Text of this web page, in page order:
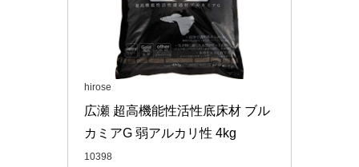
hirose
広瀬 超高機能性活性底床材 ブル
カミアG 弱アルカリ性 4kg
10398